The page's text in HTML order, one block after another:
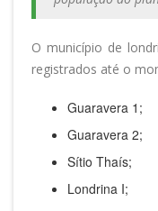
O município de
registrados até o
Guaravera 1;
Guaravera 2;
Sítio Thaís;
Londrina I;